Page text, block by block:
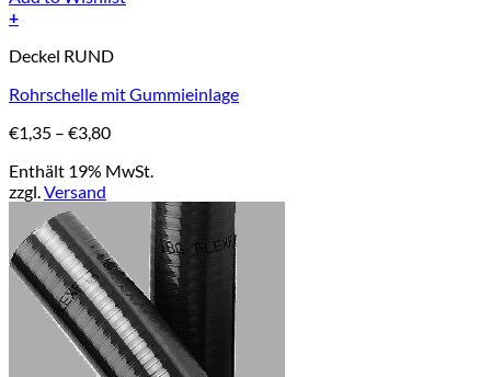
+
Produkt
mehrere
auf.
Die
Optionen
können
der
Produktseite
gewählt
werden
Deckel RUND
Rohrschelle mit Gummieinlage
€1,35 – €3,80Preisspanne:
bis
Enthält 19% MwSt.
zzgl.Versand